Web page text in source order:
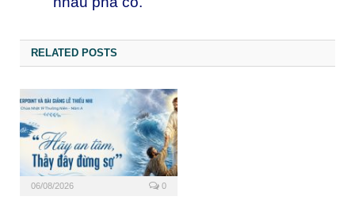
RELATED POSTS
06/08/2026 0